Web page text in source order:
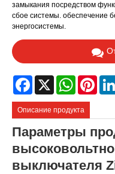
замыкания посредством
сбое системы. обеспечение
энергосистемы.
Facebook
X WhatsApp
Описание продукта
Параметры
выключателя